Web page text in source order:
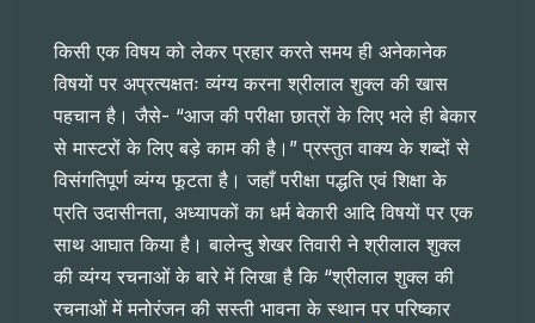
किसी एक विषय को लेकर प्रहार करते समय ही अनेकानेक
विषयों पर अप्रत्यक्षतः व्यंग्य करना श्रीलाल शुक्ल की खास
पहचान है। जैसे- “आज की परीक्षा छात्रों के लिए भले ही बेकार
से मास्टरों के लिए बड़े काम की है।” प्रस्तुत वाक्य के शब्दों से
विसंगतिपूर्ण व्यंग्य फूटता है। जहाँ परीक्षा पद्धति एवं शिक्षा के
प्रति उदासीनता, अध्यापकों का धर्म बेकारी आदि विषयों पर एक
साथ आघात किया है। बालेन्दु शेखर तिवारी ने श्रीलाल शुक्ल
की व्यंग्य रचनाओं के बारे में लिखा है कि “श्रीलाल शुक्ल की
रचनाओं में मनोरंजन की सस्ती भावना के स्थान पर परिष्कार